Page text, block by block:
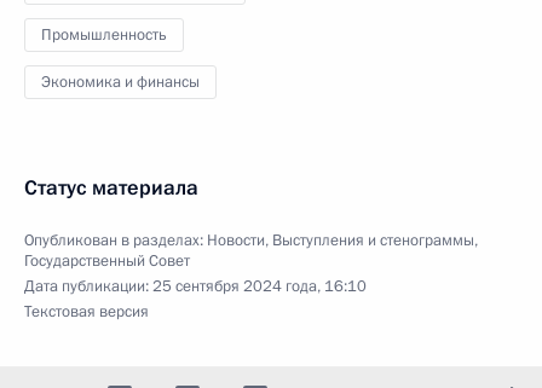
Промышленность
Экономика и финансы
Статус материала
Опубликован в разделах: Новости, Выступления и стенограммы,
Государственный Совет
Дата публикации:25 сентября 2024 года, 16:10
Текстовая версия